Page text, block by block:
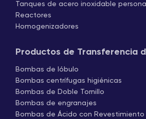
Tanques de acero inoxidable
Reactores
Homogenizadores
Productos de Transferencia
Bombas de lóbulo
Bombas centrífugas higiénicas
Bombas de Doble Tornillo
Bombas de engranajes
Bombas de Ácido con